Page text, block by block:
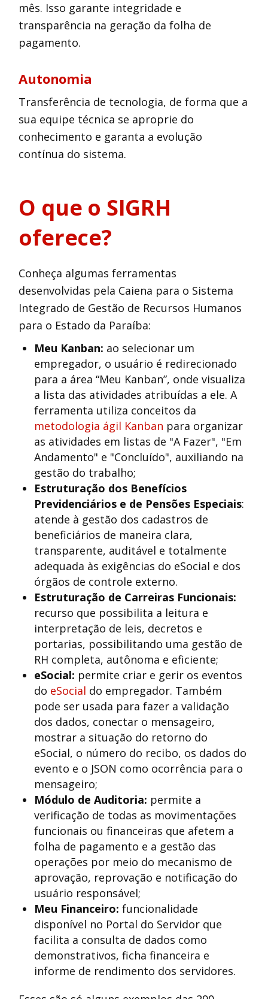
mês. Isso garante integridade e
transparência na geração da folha de
pagamento.
Autonomia
Transferência de tecnologia, de forma que a
sua equipe técnica se aproprie do
conhecimento e garanta a evolução
contínua do sistema.
O que o SIGRH
oferece?
Conheça algumas ferramentas
desenvolvidas pela Caiena para o Sistema
Integrado de Gestão de Recursos Humanos
para o Estado da Paraíba:
Meu Kanban: ao selecionar um
empregador, o usuário é redirecionado
para a área “Meu Kanban”, onde visualiza
a lista das atividades atribuídas a ele. A
ferramenta utiliza conceitos da
metodologia ágil Kanban para organizar
as atividades em listas de "A Fazer", "Em
Andamento" e "Concluído", auxiliando na
gestão do trabalho;
Estruturação dos Benefícios
Previdenciários e de Pensões Especiais:
atende à gestão dos cadastros de
beneficiários de maneira clara,
transparente, auditável e totalmente
adequada às exigências do eSocial e dos
órgãos de controle externo.
Estruturação de Carreiras Funcionais:
recurso que possibilita a leitura e
interpretação de leis, decretos e
portarias, possibilitando uma gestão de
RH completa, autônoma e eficiente;
eSocial: permite criar e gerir os eventos
do eSocial do empregador. Também
pode ser usada para fazer a validação
dos dados, conectar o mensageiro,
mostrar a situação do retorno do
eSocial, o número do recibo, os dados do
evento e o JSON como ocorrência para o
mensageiro;
Módulo de Auditoria: permite a
verificação de todas as movimentações
funcionais ou financeiras que afetem a
folha de pagamento e a gestão das
operações por meio do mecanismo de
aprovação, reprovação e notificação do
usuário responsável;
Meu Financeiro: funcionalidade
disponível no Portal do Servidor que
facilita a consulta de dados como
demonstrativos, ficha financeira e
informe de rendimento dos servidores.